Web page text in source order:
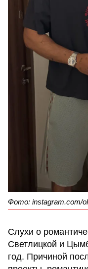
Фото: instagram.com/
Слухи о
Светлицкой и
год. Причиной